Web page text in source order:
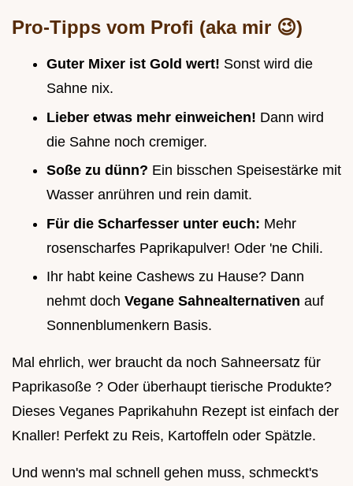
Pro-Tipps vom Profi (aka mir 😉)
Guter Mixer ist Gold wert! Sonst wird die
Sahne nix.
Lieber etwas mehr einweichen! Dann wird
die Sahne noch cremiger.
Soße zu dünn? Ein bisschen Speisestärke mit
Wasser anrühren und rein damit.
Für die Scharfesser unter euch: Mehr
rosenscharfes Paprikapulver! Oder 'ne Chili.
Ihr habt keine Cashews zu Hause? Dann
nehmt doch Vegane Sahnealternativen auf
Sonnenblumenkern Basis.
Mal ehrlich, wer braucht da noch Sahneersatz für
Paprikasoße ? Oder überhaupt tierische Produkte?
Dieses Veganes Paprikahuhn Rezept ist einfach der
Knaller! Perfekt zu Reis, Kartoffeln oder Spätzle.
Und wenn's mal schnell gehen muss, schmeckt's